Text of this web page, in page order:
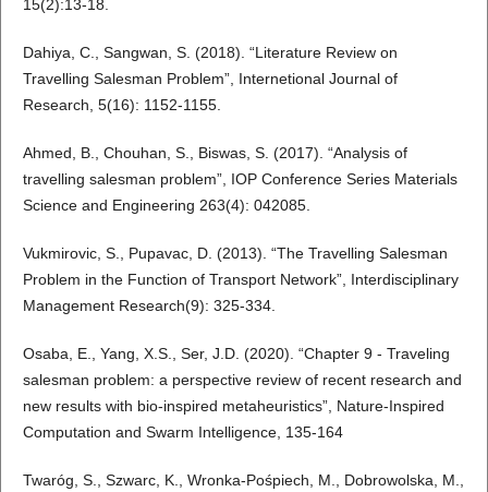
15(2):13-18.
Dahiya, C., Sangwan, S. (2018). “Literature Review on
Travelling Salesman Problem”, Internetional Journal of
Research, 5(16): 1152-1155.
Ahmed, B., Chouhan, S., Biswas, S. (2017). “Analysis of
travelling salesman problem”, IOP Conference Series Materials
Science and Engineering 263(4): 042085.
Vukmirovic, S., Pupavac, D. (2013). “The Travelling Salesman
Problem in the Function of Transport Network”, Interdisciplinary
Management Research(9): 325-334.
Osaba, E., Yang, X.S., Ser, J.D. (2020). “Chapter 9 - Traveling
salesman problem: a perspective review of recent research and
new results with bio-inspired metaheuristics”, Nature-Inspired
Computation and Swarm Intelligence, 135-164
Twaróg, S., Szwarc, K., Wronka-Pośpiech, M., Dobrowolska, M.,